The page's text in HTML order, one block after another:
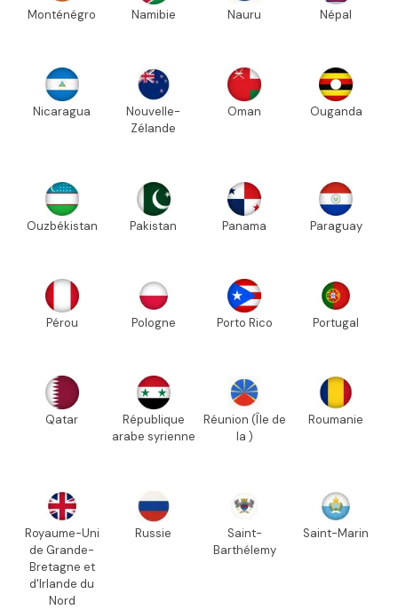
Monténégro Namibie Nauru Népal
Nicaragua
Nouvelle-
Zélande
Oman Ouganda
Ouzbékistan Pakistan Panama Paraguay
Pérou Pologne Porto Rico Portugal
Qatar
République
arabe syrienne
Réunion (Île de
la )
Roumanie
Royaume-Uni
de Grande-
Bretagne et
d'Irlande du
Nord
Russie
Saint-
Barthélemy
Saint-Marin